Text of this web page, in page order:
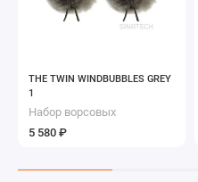
THE TWIN WINDBUBBLES GREY
1
Набор ворсовых
ветрозащит для
петличного микрофона
5 580 ₽